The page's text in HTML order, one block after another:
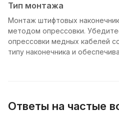
Тип монтажа
Монтаж штифтовых
методом опрессовки.
опрессовки медных кабелей
типу наконечника и
Ответы на частые